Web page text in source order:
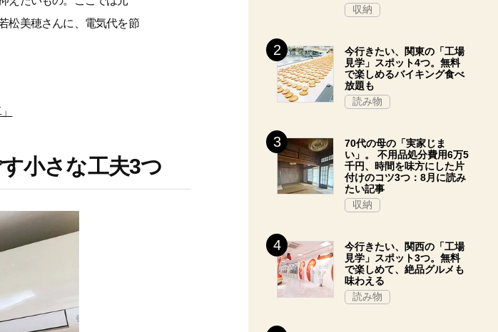
松美穂さんに、電気代を節
小さな工夫3つ
収納
今行きたい、関東の「工場
見学」スポット4つ。無料
で楽しめるバイキング食べ
放題も
読み物
70代の母の「実家じま
い」。 不用品処分費用6万5
千円、時間を味方にした片
付けのコツ3つ：8月に読み
たい記事
収納
今行きたい、関西の「工場
見学」スポット3つ。無料
で楽しめて、絶品グルメも
味わえる
読み物